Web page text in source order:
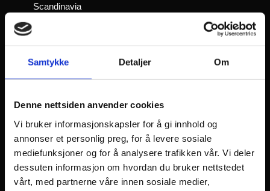
Samtykke Detaljer Om
Denne nettsiden anvender cookies
Vi bruker informasjonskapsler for å gi innhold og
annonser et personlig preg, for å levere sosiale
mediefunksjoner og for å analysere trafikken vår. Vi deler
dessuten informasjon om hvordan du bruker nettstedet
vårt, med partnerne våre innen sosiale medier,
Scandinavia
Avholder jevnlig online demo av 3Design CAD
Interessert i CAD? Prøv ut vår "Try & Buy" pakke.
Trenger hjelp til et oppdrag?
Første gangs prøve for nye kunder fram til rendret bilde er
gratis
Start med å åpne PDF "Betingelser"
Prislistene under er førproduksjon betaversjoner